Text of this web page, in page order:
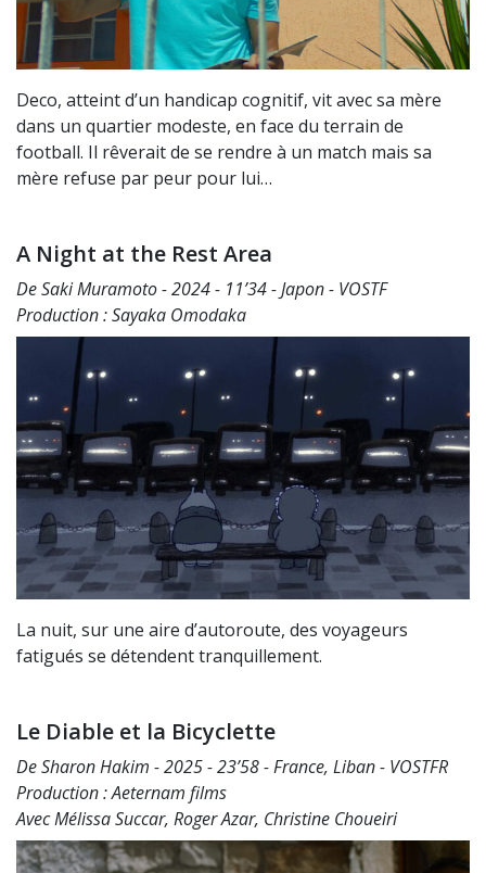
Deco, atteint d’un handicap cognitif, vit avec sa mère
dans un quartier modeste, en face du terrain de
football. Il rêverait de se rendre à un match mais sa
mère refuse par peur pour lui…
A Night at the Rest Area
De Saki Muramoto - 2024 - 11’34 - Japon - VOSTF
Production : Sayaka Omodaka
La nuit, sur une aire d’autoroute, des voyageurs
fatigués se détendent tranquillement.
Le Diable et la Bicyclette
De Sharon Hakim - 2025 - 23’58 - France, Liban - VOSTFR
Production : Aeternam films
Avec Mélissa Succar, Roger Azar, Christine Choueiri